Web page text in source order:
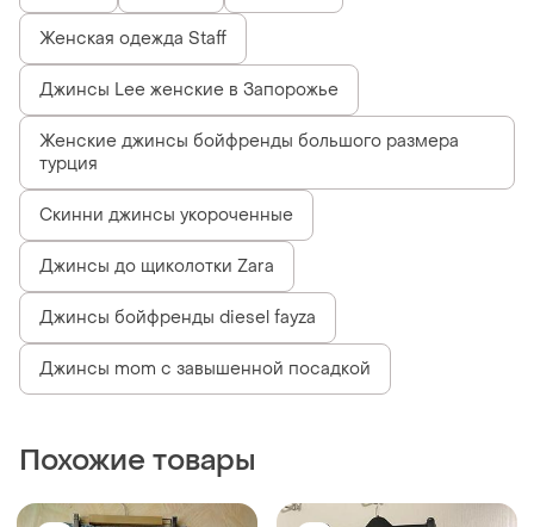
Женская одежда Staff
Джинсы Lee женские в Запорожье
Женские джинсы бойфренды большого размера
турция
Скинни джинсы укороченные
Джинсы до щиколотки Zara
Джинсы бойфренды diesel fayza
Джинсы mom с завышенной посадкой
Похожие товары